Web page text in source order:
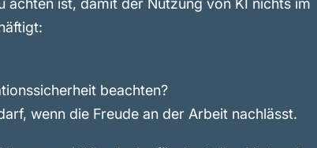
ist, damit der Nutzung von KI nichts im
beachten?
wenn die Freude an der Arbeit nachlässt.